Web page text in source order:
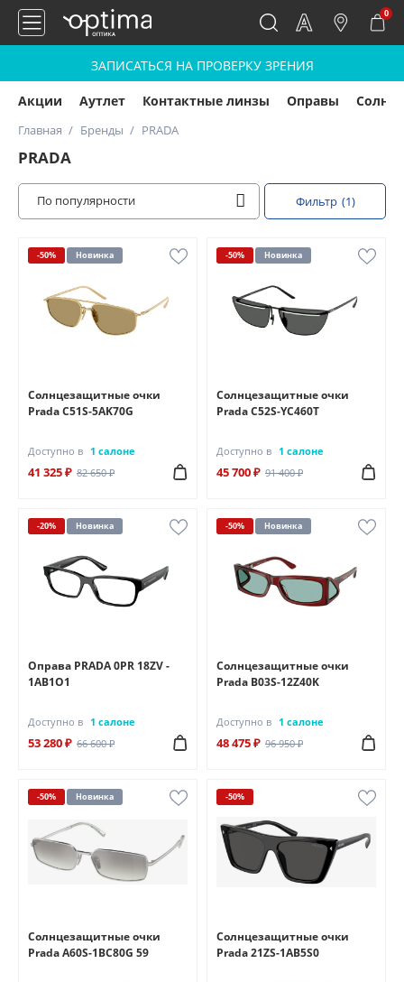
0
ЗАПИСАТЬСЯ НА ПРОВЕРКУ ЗРЕНИЯ
Акции Аутлет Контактные линзы Оправы
Главная Бренды PRADA
PRADA
По популярности Фильтр (1)
-50% Новинка
Солнцезащитные очки
Prada C51S-5AK70G
Доступно в 1 салоне
41 325 ₽ 82 650 ₽
-50% Новинка
Солнцезащитные очки
Prada C52S-YC460T
Доступно в 1 салоне
45 700 ₽ 91 400 ₽
-20% Новинка
Оправа PRADA 0PR 18ZV -
1AB1O1
Доступно в 1 салоне
53 280 ₽ 66 600 ₽
-50% Новинка
Солнцезащитные очки
Prada B03S-12Z40K
Доступно в 1 салоне
48 475 ₽ 96 950 ₽
-50% Новинка
Солнцезащитные очки
Prada A60S-1BC80G 59
-50%
Солнцезащитные очки
Prada 21ZS-1AB5S0